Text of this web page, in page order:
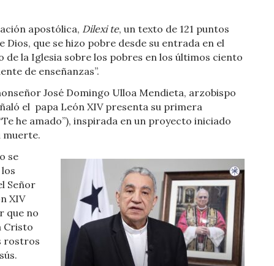
apostólica, Dilexi te, un texto de 121 puntos
Dios, que se hizo pobre desde su entrada en el
de la Iglesia sobre los pobres en los últimos ciento
de enseñanzas”.
José Domingo Ulloa Mendieta, arzobispo
el papa León XIV presenta su primera
he amado”), inspirada en un proyecto iniciado
muerte.
se
Señor
XIV
que no
Cristo
rostros